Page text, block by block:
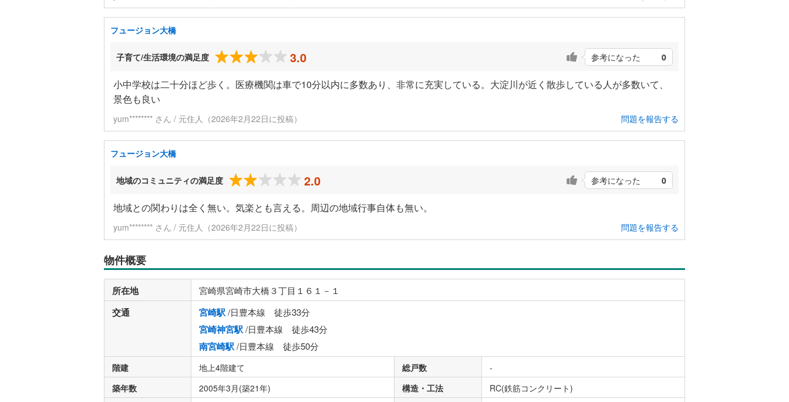
フュージョン大橋
子育て/生活環境の満足度 3.0 参考になった 0
小中学校は二十分ほど歩く。医療機関は車で10分以内に多数あり、非常に充実している。大淀川が近く散歩している人が多数いて、
景色も良い
yum******** さん / 元住人（2026年2月22日に投稿） 問題を報告する
フュージョン大橋
地域のコミュニティの満足度 2.0 参考になった 0
地域との関わりは全く無い。気楽とも言える。周辺の地域行事自体も無い。
yum******** さん / 元住人（2026年2月22日に投稿） 問題を報告する
物件概要
所在地 宮崎県宮崎市大橋３丁目１６１－１
交通 宮崎駅/日豊本線 徒歩33分
宮崎神宮駅/日豊本線 徒歩43分
南宮崎駅/日豊本線 徒歩50分
階建 地上4階建て 総戸数
-
築年数
2005年3月(築21年) 構造・工法
RC(鉄筋コンクリート)